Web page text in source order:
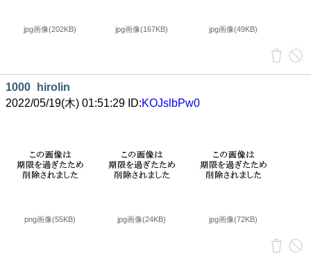
jpg画像(202KB) jpg画像(167KB) jpg画像(49KB)
1000
hirolin
2022/05/19(木) 01:51:29 ID:KOJslbPw0
png画像(55KB) jpg画像(24KB) jpg画像(72KB)